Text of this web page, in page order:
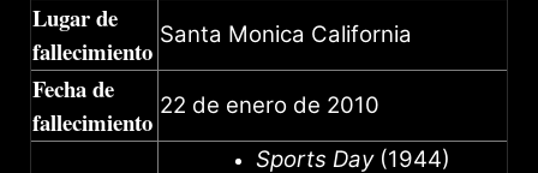
Lugar de
fallecimiento
Santa Monica California
Fecha de
fallecimiento
22 de enero de 2010
Sports Day(1944)